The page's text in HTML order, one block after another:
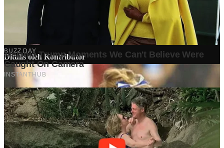
Ditulis oleh Kontributor
Penyuka detail yang percaya bahwa setiap tulisan punya nyawa.
Bertugas merangkai ide menjadi cerita yang mengalir, memastikan
setiap titik dan koma berada di tempat yang tepat untuk kenyamanan
membacamu
Komentar (0)